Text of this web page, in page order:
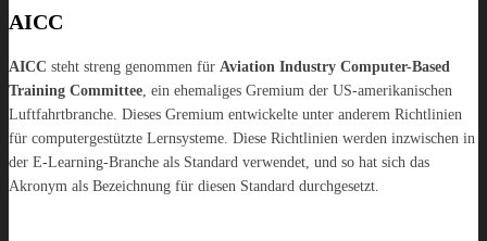
AICC
AICC steht streng genommen für Aviation Industry Computer-Based
Training Committee, ein ehemaliges Gremium der US-amerikanischen
Luftfahrtbranche. Dieses Gremium entwickelte unter anderem Richtlinien
für computergestützte Lernsysteme. Diese Richtlinien werden inzwischen in
der E-Learning-Branche als Standard verwendet, und so hat sich das
Akronym als Bezeichnung für diesen Standard durchgesetzt.